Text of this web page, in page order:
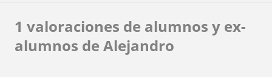
1 valoraciones de alumnos y ex-
alumnos de Alejandro